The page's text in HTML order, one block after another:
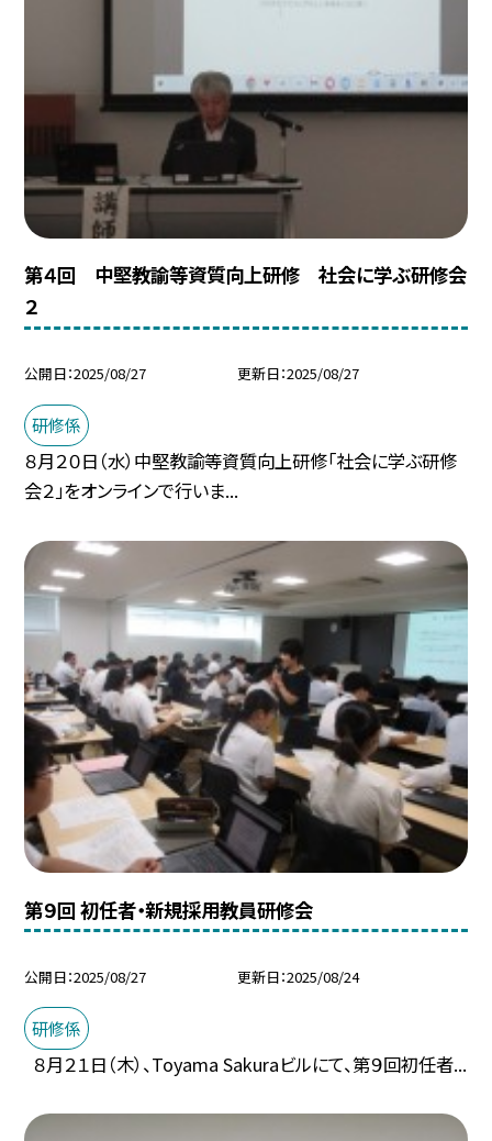
第４回 中堅教諭等資質向上研修 社会に学ぶ研修会
２
公開日 2025/08/27 更新日 2025/08/27
研修係
８月２０日（水）中堅教諭等資質向上研修「社会に学ぶ研修
会２」をオンラインで行いま...
第９回 初任者・新規採用教員研修会
公開日 2025/08/27 更新日 2025/08/24
研修係
８月２１日（木）、Toyama Sakuraビルにて、第９回初任者...